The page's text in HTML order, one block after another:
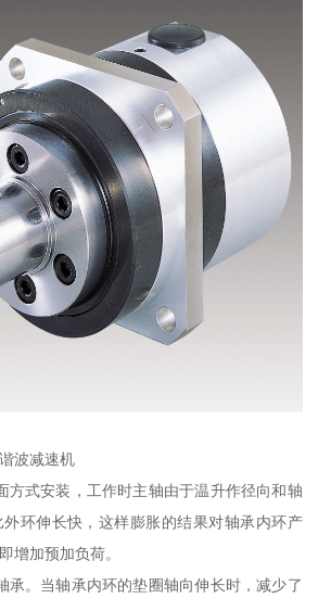
波减速机
方式安装，工作时主轴由于温升作径向和轴
环伸长快，这样膨胀的结果对轴承内环产
增加预加负荷。
承。当轴承内环的垫圈轴向伸长时，减少了